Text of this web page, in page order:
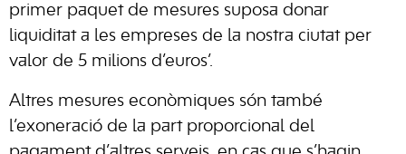
primer paquet de mesures suposa donar
liquiditat a les empreses de la nostra ciutat per
valor de 5 milions d’euros’.
Altres mesures econòmiques són també
l’exoneració de la part proporcional del